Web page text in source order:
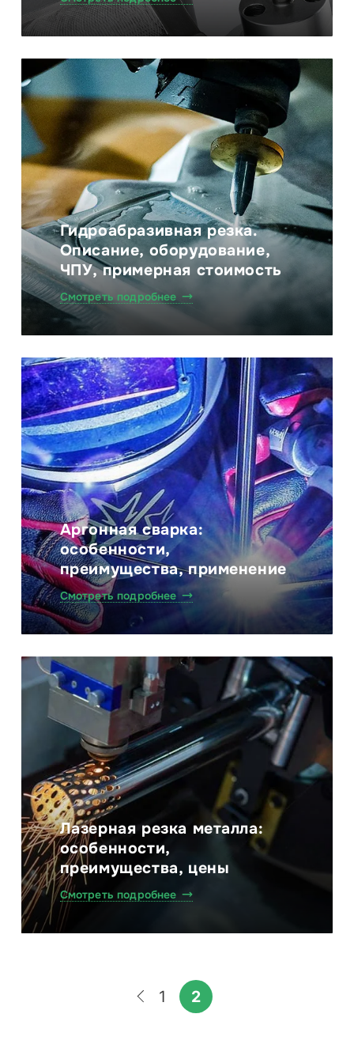
Гидроабразивная резка.
Описание, оборудование,
ЧПУ, примерная стоимость
Смотреть подробнее
Аргонная сварка:
особенности,
преимущества, применение
Смотреть подробнее
Лазерная резка металла:
особенности,
преимущества, цены
Смотреть подробнее
1 2